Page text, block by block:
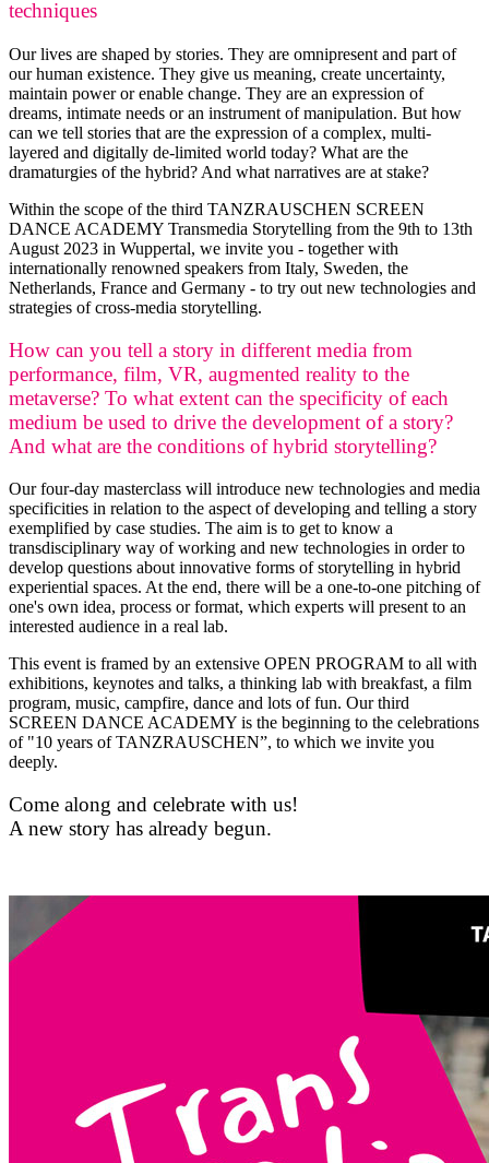
techniques
Our lives are shaped by stories. They are omnipresent and part of
our human existence. They give us meaning, create uncertainty,
maintain power or enable change. They are an expression of
dreams, intimate needs or an instrument of manipulation. But how
can we tell stories that are the expression of a complex, multi-
layered and digitally de-limited world today? What are the
dramaturgies of the hybrid? And what narratives are at stake?
Within the scope of the third TANZRAUSCHEN SCREEN
DANCE ACADEMY Transmedia Storytelling from the 9th to 13th
August 2023 in Wuppertal, we invite you - together with
internationally renowned speakers from Italy, Sweden, the
Netherlands, France and Germany - to try out new technologies and
strategies of cross-media storytelling.
How can you tell a story in different media from
performance, film, VR, augmented reality to the
metaverse? To what extent can the specificity of each
medium be used to drive the development of a story?
And what are the conditions of hybrid storytelling?
Our four-day masterclass will introduce new technologies and media
specificities in relation to the aspect of developing and telling a story
exemplified by case studies. The aim is to get to know a
transdisciplinary way of working and new technologies in order to
develop questions about innovative forms of storytelling in hybrid
experiential spaces. At the end, there will be a one-to-one pitching of
one's own idea, process or format, which experts will present to an
interested audience in a real lab.
This event is framed by an extensive OPEN PROGRAM to all with
exhibitions, keynotes and talks, a thinking lab with breakfast, a film
program, music, campfire, dance and lots of fun. Our third
SCREEN DANCE ACADEMY is the beginning to the celebrations
of "10 years of TANZRAUSCHEN”, to which we invite you
deeply.
Come along and celebrate with us!
A new story has already begun.